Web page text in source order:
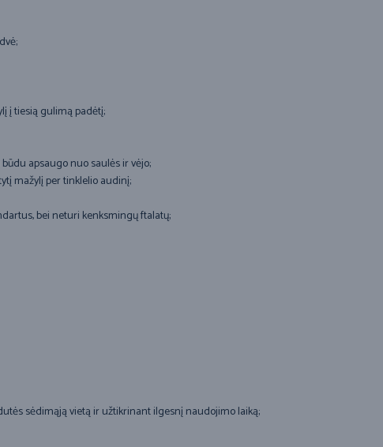
į tiesią gulimą padėtį;
apsaugo nuo saulės ir vėjo;
mažylį per tinklelio audinį;
bei neturi kenksmingų ftalatų;
sėdimąją vietą ir užtikrinant ilgesnį naudojimo laiką;